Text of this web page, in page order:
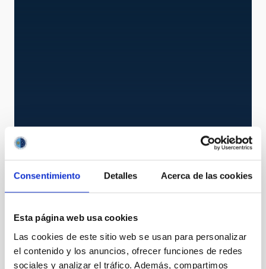
Consentimiento Detalles Acerca de las cookies
Esta página web usa cookies
Las cookies de este sitio web se usan para personalizar
el contenido y los anuncios, ofrecer funciones de redes
sociales y analizar el tráfico. Además, compartimos
SES
Instrumento EspectrógrafoØ 2010.00 cm